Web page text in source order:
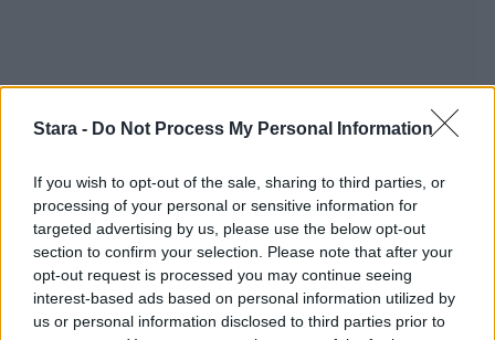
Stara - Do Not Process My Personal Information
If you wish to opt-out of the sale, sharing to third parties, or
processing of your personal or sensitive information for
targeted advertising by us, please use the below opt-out
section to confirm your selection. Please note that after your
opt-out request is processed you may continue seeing
interest-based ads based on personal information utilized by
us or personal information disclosed to third parties prior to